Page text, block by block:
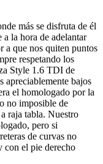
más se disfruta de él
a la hora de adelantar
a que nos quiten puntos
respetando los
Style 1.6 TDI de
apreciablemente bajos
el homologado por la
no imposible de
raja tabla. Nuestro
pero si
de curvas no
con el pie derecho